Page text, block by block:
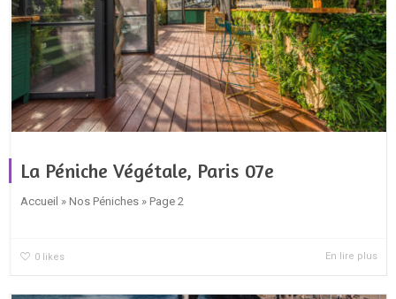
La Péniche Végétale, Paris 07e
Accueil » Nos Péniches » Page 2
0 likes En lire plus